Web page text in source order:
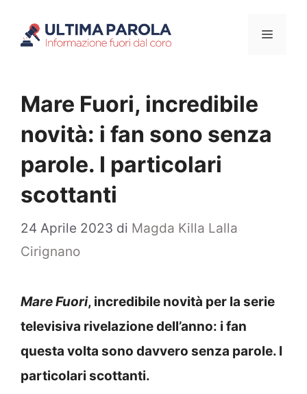
Menu
Mare Fuori, incredibile
novità: i fan sono senza
parole. I particolari
scottanti
24 Aprile 2023 di Magda Killa Lalla
Cirignano
Mare Fuori, incredibile novità per la serie
televisiva rivelazione dell’anno: i fan
questa volta sono davvero senza parole. I
particolari scottanti.